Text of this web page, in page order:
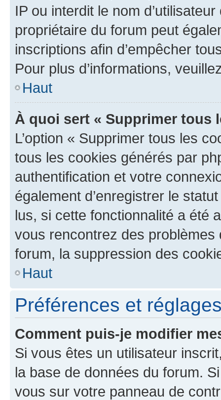
IP ou interdit le nom
propriétaire du forum peut
inscriptions afin d’empêcher
Pour plus d’informations,
Haut
À quoi sert « Supprimer tous
L’option « Supprimer tous les
tous les cookies générés par
authentification et votre
également d’enregistrer le
lus, si cette fonctionnalité a été
vous rencontrez des
forum, la suppression des
Haut
Préférences et
Comment puis-je modifier
Si vous êtes un utilisateur
la base de données du forum.
vous sur votre panneau de